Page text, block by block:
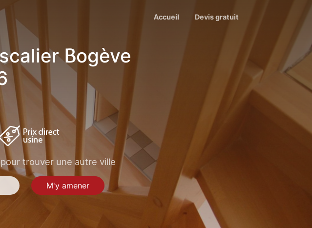
Accueil Devis gratuit
Bogève
trouver une autre ville
M'y amener